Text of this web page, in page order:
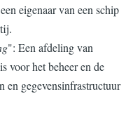
eigenaar van een schip
": Een afdeling van
voor het beheer en de
en gegevensinfrastructuur